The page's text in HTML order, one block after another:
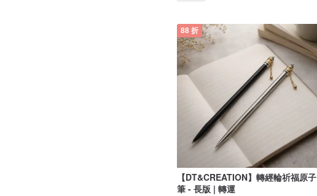
88 折
【DT&CREATION】轉經輪祈福原子
筆 - 長版 | 轉運